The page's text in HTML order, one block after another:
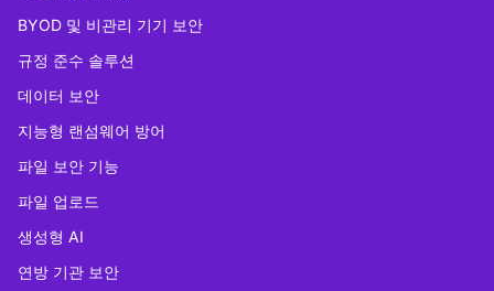
BYOD 및 비관리 기기 보안
규정 준수 솔루션
데이터 보안
지능형 랜섬웨어 방어
파일 보안 기능
파일 업로드
생성형 AI
연방 기관 보안